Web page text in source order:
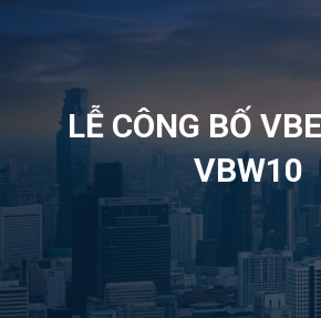
LỄ CÔNG BỐ
VBW10